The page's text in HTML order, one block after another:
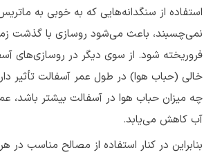
استفاده از سنگدانه‌هایی که به خوبی به
نمی‌چسبند، باعث می‌شود روسازی با گذشت
فروریخته شود. از سوی دیگر در روسازی‌های
خالی (حباب هوا) در طول عمر آسفالت تأثیر
چه میزان حباب هوا در آسفالت بیشتر باشد،
آب کاهش می‌یابد.
بنابراین در کنار استفاده از مصالح مناسب در